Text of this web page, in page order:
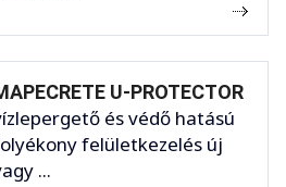
U-PROTECTOR
és védő hatású
felületkezelés új
...